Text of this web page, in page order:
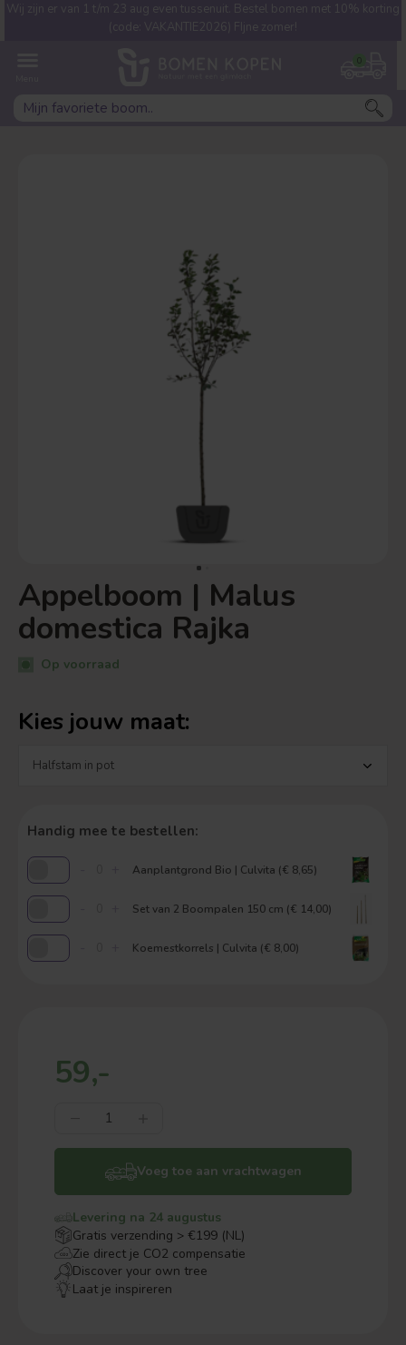
0
Wij zijn er van 1 t/m 23 aug even tussenuit. Bestel bomen met 10% korting
(code: VAKANTIE2026) FIjne zomer!
Appelboom | Malus
domestica Rajka
Op voorraad
Kies jouw maat:
Handig mee te bestellen:
Aanplantgrond Bio | Culvita (€ 8,65)
Set van 2 Boompalen 150 cm (€ 14,00)
Koemestkorrels | Culvita (€ 8,00)
59,-
Voeg toe aan vrachtwagen
Levering na 24 augustus
Gratis verzending > €199 (NL)
Zie direct je CO2 compensatie
Discover your own tree
Laat je inspireren
Welke boom ben jij naar op